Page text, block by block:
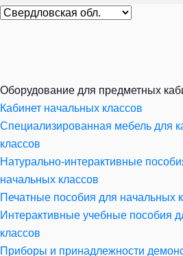
Оборудование для предметных
Кабинет начальных классов
Специализированная мебель для
классов
Натурально-интерактивные
начальных классов
Печатные пособия для начальных
Интерактивные учебные пособия
классов
Приборы и принадлежности